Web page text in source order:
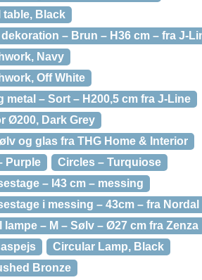
Black
dekoration – Brun – H36 cm – fra J-
Navy
Off White
metal – Sort – H200,5 cm fra J-Line
Ø200, Dark Grey
og glas fra THG Home & Interior
Purple
Circles – Turquiose
– l43 cm – messing
i messing – 43cm – fra Nordal
– M – Sølv – Ø27 cm fra Zenza
Circular Lamp, Black
Bronze